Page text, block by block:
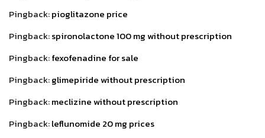
Pingback:pioglitazone price
Pingback:spironolactone 100 mg without prescription
Pingback:fexofenadine for sale
Pingback:glimepiride without prescription
Pingback:meclizine without prescription
Pingback:leflunomide 20 mg prices